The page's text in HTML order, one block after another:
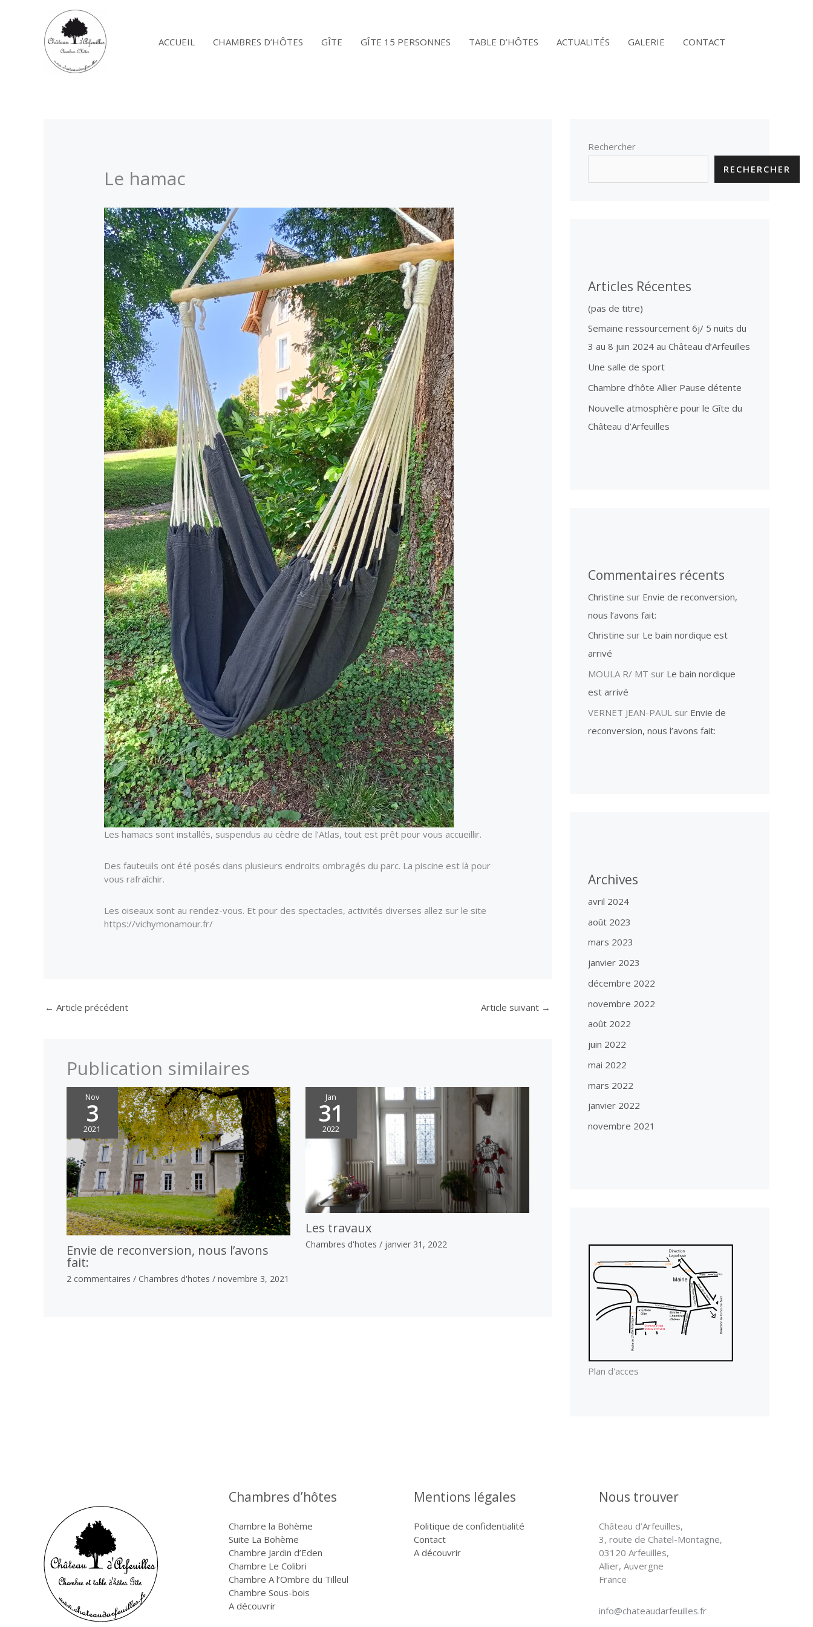
ACCUEIL CHAMBRES D’HÔTES GÎTE GÎTE 15 PERSONNES TABLE D’HÔTES ACTUALITÉS GALERIE CONTACT
Le hamac
Les hamacs sont installés, suspendus au cèdre de l’Atlas, tout est prêt pour vous accueillir.
Des fauteuils ont été posés dans plusieurs endroits ombragés du parc. La piscine est là pour
vous rafraîchir.
Les oiseaux sont au rendez-vous. Et pour des spectacles, activités diverses allez sur le site
https://vichymonamour.fr/
← Article précédent Article suivant →
Publication similaires
Nov
3
2021
Envie de reconversion, nous l’avons
fait:
2 commentaires / Chambres d'hotes / novembre 3, 2021
Jan
31
2022
Les travaux
Chambres d'hotes / janvier 31, 2022
Rechercher
RECHERCHER
Articles Récentes
(pas de titre)
Semaine ressourcement 6j/ 5 nuits du
3 au 8 juin 2024 au Château d’Arfeuilles
Une salle de sport
Chambre d’hôte Allier Pause détente
Nouvelle atmosphère pour le Gîte du
Château d’Arfeuilles
Commentaires récents
Christine sur Envie de reconversion,
nous l’avons fait:
Christine sur Le bain nordique est
arrivé
MOULA R/ MT sur Le bain nordique
est arrivé
VERNET JEAN-PAUL sur Envie de
reconversion, nous l’avons fait:
Archives
avril 2024
août 2023
mars 2023
janvier 2023
décembre 2022
novembre 2022
août 2022
juin 2022
mai 2022
mars 2022
janvier 2022
novembre 2021
Plan d'acces
Chambres d’hôtes
Chambre la Bohème
Suite La Bohème
Chambre Jardin d’Eden
Chambre Le Colibri
Chambre A l’Ombre du Tilleul
Chambre Sous-bois
A découvrir
Mentions légales
Politique de confidentialité
Contact
A découvrir
Nous trouver
Château d’Arfeuilles,
3, route de Chatel-Montagne,
03120 Arfeuilles,
Allier, Auvergne
France
info@chateaudarfeuilles.fr